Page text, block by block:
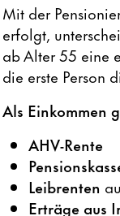
Mit der
erfolgt,
ab Alter 55 eine
die erste Person
Als Einkommen
AHV-Rente
Leibrenten
Erträge aus